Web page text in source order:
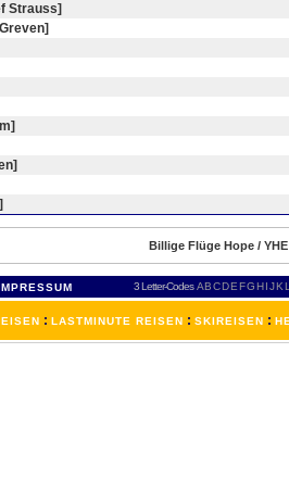
Strauss]
Billige Flüge Hope /
3 Letter-Codes ABCDEFGH IJKL
: LASTMINUTE REISEN : SKIREISEN :